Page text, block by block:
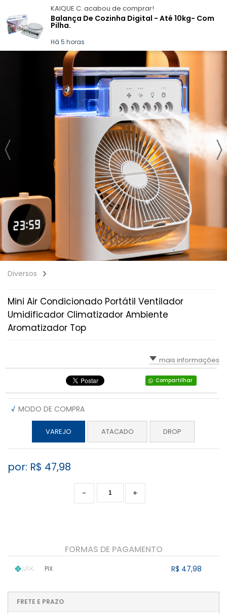
Diversos
Mini Air Condicionado Portátil Ventilador
Umidificador Climatizador Ambiente
Aromatizador Top
mais informações
Compartilhar
√ MODO DE COMPRA
VAREJO ATACADO DROP
por: R$ 47,98
+
-
FORMAS DE PAGAMENTO
PIX R$ 47,98
...
....
FRETE E PRAZO
KAIQUE C. acabou de comprar!
Balança De Cozinha Digital - Até 10kg- Com
Pilha.
Há 5 horas